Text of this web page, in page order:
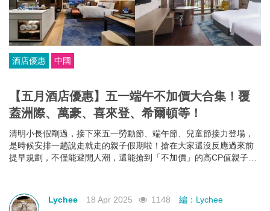
酒店優惠 中國
【五月酒店優惠】五一端午不加價大合集！覆
蓋洲際、萬豪、喜來登、希爾頓等！
清明小長假剛過，接下來五一勞動節、端午節、兒童節接力登場，
是時候安排一趟說走就走的親子假期啦！搶在大家還沒反應過來前
提早規劃，不僅能避開人潮，還能搶到「不加價」的高CP值親子酒
案尚未全面上架，但只要掌握好訂房時機，仍有機會撿到超值好
康！
Lychee 18 Apr 2025 1148 編：Lychee